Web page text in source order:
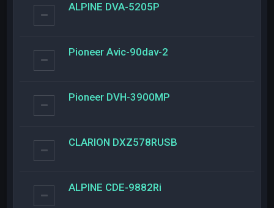
ALPINE DVA-5205P
Pioneer Avic-90dav-2
Pioneer DVH-3900MP
CLARION DXZ578RUSB
ALPINE CDE-9882Ri